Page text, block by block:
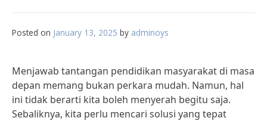
Posted on January 13, 2025 by adminoys
Menjawab tantangan pendidikan masyarakat di masa
depan memang bukan perkara mudah. Namun, hal
ini tidak berarti kita boleh menyerah begitu saja.
Sebaliknya, kita perlu mencari solusi yang tepat